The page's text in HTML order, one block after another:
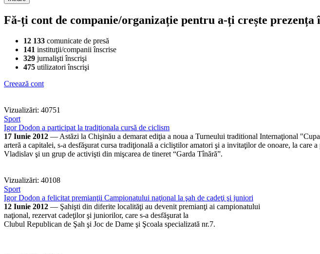
Fă-ți cont de companie/organizație pentru a-ți crește prezența
12 133 comunicate de presă
141 instituţii/companii înscrise
329 jurnalişti înscrişi
475 utilizatori înscrişi
Creează cont
Vizualizări: 40751
Sport
Igor Dodon a participat la tradiţionala cursă de ciclism
17 Iunie 2012 — Astăzi la Chişinău a demarat ediţia a noua a Turneului traditional Internaţional
arteră a capitalei, s-a desfăşurat cursa tradiţională a cicliştilor amatori şi a invitaţilor de onoare, la
Vladislav şi un grup de activişti din mişcarea de tineret “Garda Tînără”.
Vizualizări: 40108
Sport
Igor Dodon a felicitat premianţii Campionatului naţional la şah de cadeţi şi juniori
12 Iunie 2012 — Şahişti din diferite localităţi au devenit premianţi ai campionatului
naţional, rezervat cadeţilor şi juniorilor, care s-a desfăşurat la
Clubul Republican de Şah şi Joc de Dame şi Şcoala specializată nr.7.